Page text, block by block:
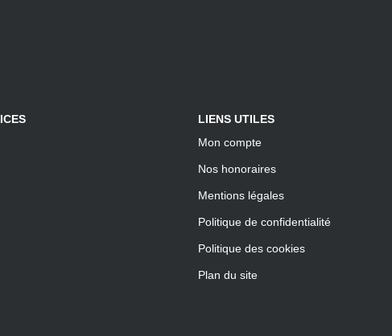
LIENS UTILES
Mon compte
Nos honoraires
Mentions légales
Politique de confidentialité
Politique des cookies
Plan du site